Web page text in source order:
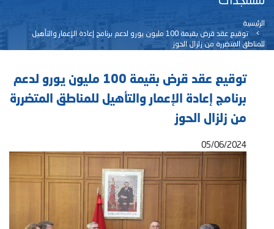
الرئيسية
توقيع عقد قرض بقيمة 100 مليون يورو لدعم برنامج إعادة الإعمار والتأهيل
للمناطق المتضررة من زلزال الحوز
توقيع عقد قرض بقيمة 100 مليون يورو لدعم
برنامج إعادة الإعمار والتأهيل للمناطق المتضررة
من زلزال الحوز
05/06/2024